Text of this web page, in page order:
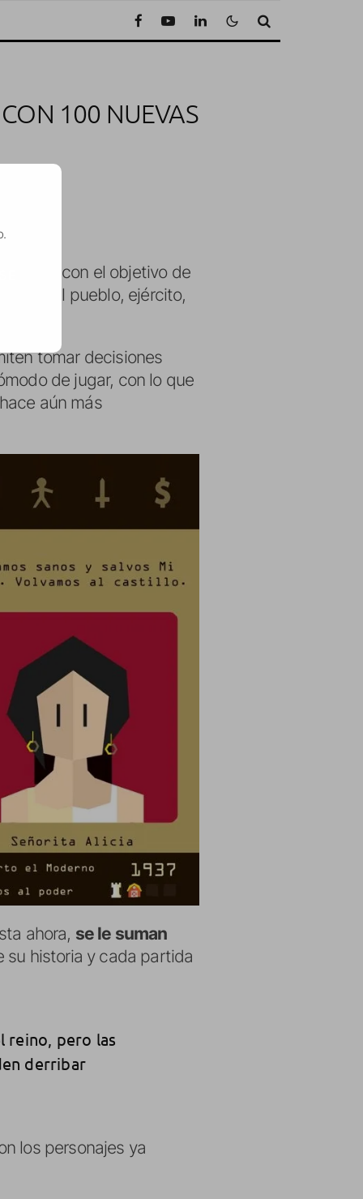
100 NUEVAS
Rey
con el objetivo de
al pueblo, ejército,
tomar decisiones
de jugar, con lo que
aún más
ahora, se le suman
su historia y cada partida
reino, pero las
derribar
los personajes ya